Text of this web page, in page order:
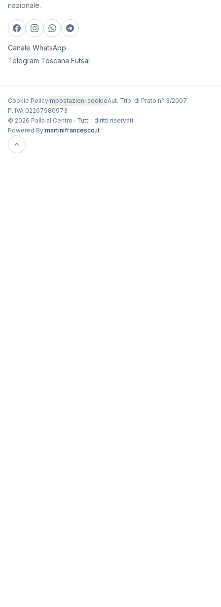
nazionale.
Canale WhatsApp
Telegram Toscana Futsal
Cookie PolicyImpostazioni cookieAut. Trib. di Prato n° 3/2007
P. IVA 02267980973
© 2026 Palla al Centro · Tutti i diritti riservati
Powered By martinifrancesco.it